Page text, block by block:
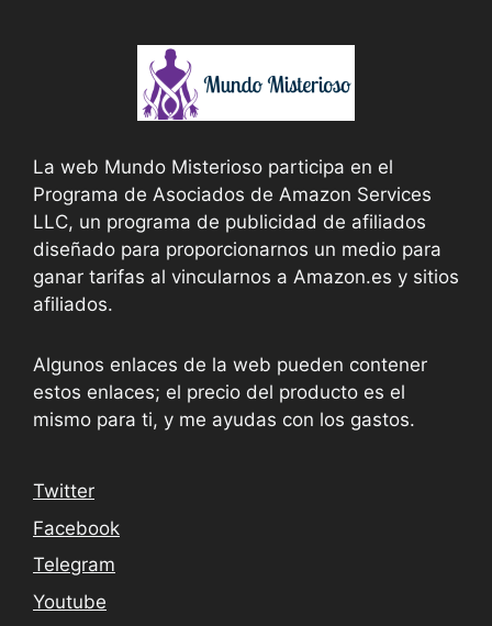
La web Mundo Misterioso participa en el
Programa de Asociados de Amazon Services
LLC, un programa de publicidad de afiliados
diseñado para proporcionarnos un medio para
ganar tarifas al vincularnos a Amazon.es y sitios
afiliados.
Algunos enlaces de la web pueden contener
estos enlaces; el precio del producto es el
mismo para ti, y me ayudas con los gastos.
Twitter
Facebook
Telegram
Youtube